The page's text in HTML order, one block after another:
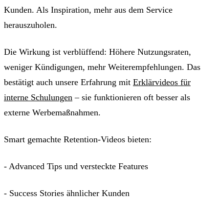
Kunden. Als Inspiration, mehr aus dem Service
herauszuholen.
Die Wirkung ist verblüffend: Höhere Nutzungsraten,
weniger Kündigungen, mehr Weiterempfehlungen. Das
bestätigt auch unsere Erfahrung mit Erklärvideos für
interne Schulungen – sie funktionieren oft besser als
externe Werbemaßnahmen.
Smart gemachte Retention-Videos bieten:
- Advanced Tips und versteckte Features
- Success Stories ähnlicher Kunden